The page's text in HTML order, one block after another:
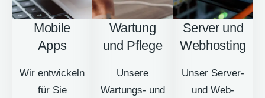
Mobile
Apps
Wir entwickeln
für Sie
Wartung
und Pflege
Unsere
Wartungs- und
Server und
Webhosting
Unser Server-
und Web-